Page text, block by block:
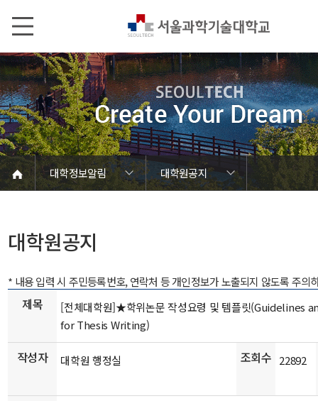
대학정보알림
대학원공지
대학정보알림
정보공개
정보서비스안내
온라인민원센터
청렴행정
갑질신고센터
유실물 센터
SEOULTECH광장
대학공지사항
학사공지
장학공지
대학원공지
취업공지
대학입찰
채용정보
공모/외부행사
등록금심의위원회
코로나바이러스19 대응안내
재정위원회
대학원공지
* 내용 입력 시 주민등록번호, 연락처 등 개인정보가 노출되지 않도록 주의
제목
[전체대학원]★학위논문 작성요령 및 템플릿(Guidelines
for Thesis Writing)
작성자 대학원 행정실 조회수 22892